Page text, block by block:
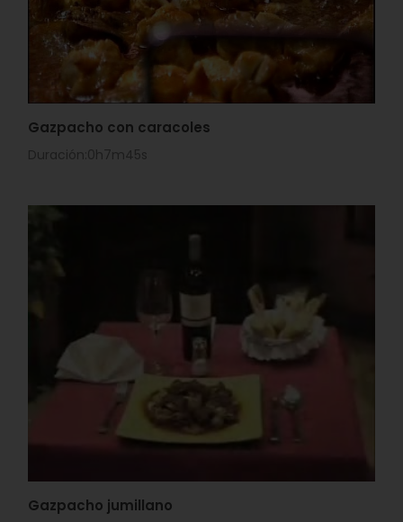
Gazpacho con caracoles
Duración:0h7m45s
Gazpacho jumillano